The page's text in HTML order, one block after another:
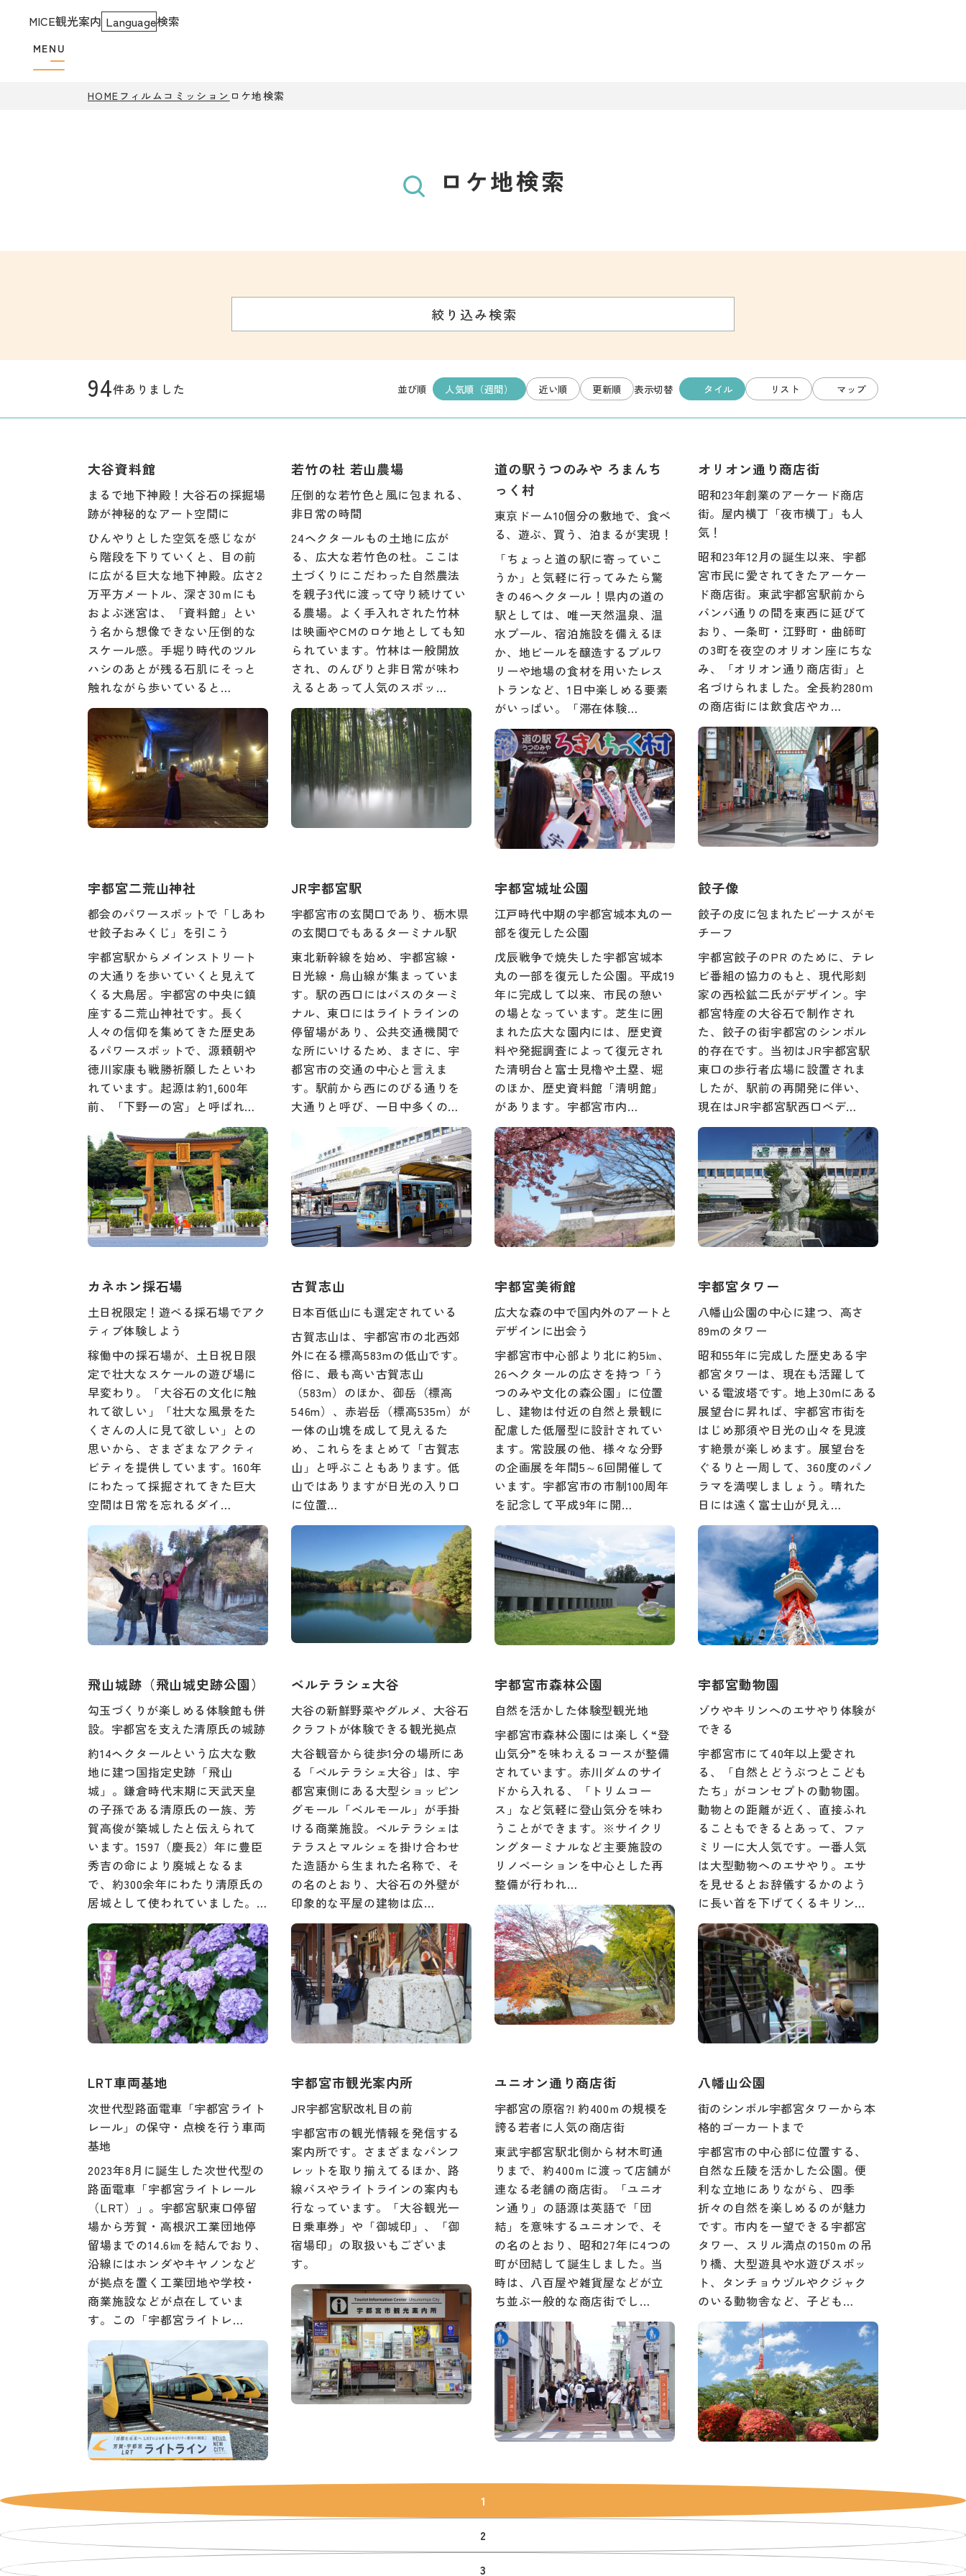
MENU
MICE観光案内 Language検索
HOME フィルムコミッション ロケ地検索
ロケ地検索
絞り込み検索
94件ありました 並び順 人気順（週間） 近い順 更新順 表示切替 タイル リスト マップ
大谷資料館
まるで地下神殿！大谷石の採掘場
跡が神秘的なアート空間に
ひんやりとした空気を感じなが
ら階段を下りていくと、目の前
に広がる巨大な地下神殿。広さ2
万平方メートル、深さ30ｍにも
およぶ迷宮は、「資料館」とい
う名から想像できない圧倒的な
スケール感。手堀り時代のツル
ハシのあとが残る石肌にそっと
触れながら歩いていると…
若竹の杜 若山農場
圧倒的な若竹色と風に包まれる、
非日常の時間
24ヘクタールもの土地に広が
る、広大な若竹色の杜。ここは
土づくりにこだわった自然農法
を親子3代に渡って守り続けてい
る農場。よく手入れされた竹林
は映画やCMのロケ地としても知
られています。竹林は一般開放
され、のんびりと非日常が味わ
えるとあって人気のスポッ…
道の駅うつのみや ろまんち
っく村
東京ドーム10個分の敷地で、食べ
る、遊ぶ、買う、泊まるが実現！
「ちょっと道の駅に寄っていこ
うか」と気軽に行ってみたら驚
きの46ヘクタール！県内の道の
駅としては、唯一天然温泉、温
水プール、宿泊施設を備えるほ
か、地ビールを醸造するブルワ
リーや地場の食材を用いたレス
トランなど、1日中楽しめる要素
がいっぱい。「滞在体験…
オリオン通り商店街
昭和23年創業のアーケード商店
街。屋内横丁「夜市横丁」も人
気！
昭和23年12月の誕生以来、宇都
宮市民に愛されてきたアーケー
ド商店街。東武宇都宮駅前から
バンバ通りの間を東西に延びて
おり、一条町・江野町・曲師町
の3町を夜空のオリオン座にちな
み、「オリオン通り商店街」と
名づけられました。全長約280ⅿ
の商店街には飲食店やカ…
宇都宮二荒山神社
都会のパワースポットで「しあわ
せ餃子おみくじ」を引こう
宇都宮駅からメインストリート
の大通りを歩いていくと見えて
くる大鳥居。宇都宮の中央に鎮
座する二荒山神社です。長く
人々の信仰を集めてきた歴史あ
るパワースポットで、源頼朝や
徳川家康も戦勝祈願したといわ
れています。起源は約1,600年
前、「下野一の宮」と呼ばれ…
JR宇都宮駅
宇都宮市の玄関口であり、栃木県
の玄関口でもあるターミナル駅
東北新幹線を始め、宇都宮線・
日光線・烏山線が集まっていま
す。駅の西口にはバスのターミ
ナル、東口にはライトラインの
停留場があり、公共交通機関で
な所にいけるため、まさに、宇
都宮市の交通の中心と言えま
す。駅前から西にのびる通りを
大通りと呼び、一日中多くの…
宇都宮城址公園
江戸時代中期の宇都宮城本丸の一
部を復元した公園
戊辰戦争で焼失した宇都宮城本
丸の一部を復元した公園。平成19
年に完成して以来、市民の憩い
の場となっています。芝生に囲
まれた広大な園内には、歴史資
料や発掘調査によって復元され
た清明台と富士見櫓や土塁、堀
のほか、歴史資料館「清明館」
があります。宇都宮市内…
餃子像
餃子の皮に包まれたビーナスがモ
チーフ
宇都宮餃子のPR のために、テレ
ビ番組の協力のもと、現代彫刻
家の西松鉱二氏がデザイン。宇
都宮特産の大谷石で制作され
た、餃子の街宇都宮のシンボル
的存在です。当初はJR宇都宮駅
東口の歩行者広場に設置されま
したが、駅前の再開発に伴い、
現在はJR宇都宮駅西口べデ…
カネホン採石場
土日祝限定！遊べる採石場でアク
ティブ体験しよう
稼働中の採石場が、土日祝日限
定で壮大なスケールの遊び場に
早変わり。「大谷石の文化に触
れて欲しい」「壮大な風景をた
くさんの人に見て欲しい」との
思いから、さまざまなアクティ
ビティを提供しています。160年
にわたって採掘されてきた巨大
空間は日常を忘れるダイ…
古賀志山
日本百低山にも選定されている
古賀志山は、宇都宮市の北西郊
外に在る標高583mの低山です。
俗に、最も高い古賀志山
（583m）のほか、御岳（標高
546m）、赤岩岳（標高535m）が
一体の山塊を成して見えるた
め、これらをまとめて「古賀志
山」と呼ぶこともあります。低
山ではありますが日光の入り口
に位置…
宇都宮美術館
広大な森の中で国内外のアートと
デザインに出会う
宇都宮市中心部より北に約5㎞、
26ヘクタールの広さを持つ「う
つのみや文化の森公園」に位置
し、建物は付近の自然と景観に
配慮した低層型に設計されてい
ます。常設展の他、様々な分野
の企画展を年間5～6回開催して
います。宇都宮市の市制100周年
を記念して平成9年に開…
宇都宮タワー
八幡山公園の中心に建つ、高さ
89mのタワー
昭和55年に完成した歴史ある宇
都宮タワーは、現在も活躍して
いる電波塔です。地上30mにある
展望台に昇れば、宇都宮市街を
はじめ那須や日光の山々を見渡
す絶景が楽しめます。展望台を
ぐるりと一周して、360度のパノ
ラマを満喫しましょう。晴れた
日には遠く富士山が見え…
飛山城跡（飛山城史跡公園）
勾玉づくりが楽しめる体験館も併
設。宇都宮を支えた清原氏の城跡
約14ヘクタールという広大な敷
地に建つ国指定史跡「飛山
城」。鎌倉時代末期に天武天皇
の子孫である清原氏の一族、芳
賀高俊が築城したと伝えられて
います。1597（慶長2）年に豊臣
秀吉の命により廃城となるま
で、約300余年にわたり清原氏の
居城として使われていました。…
ベルテラシェ大谷
大谷の新鮮野菜やグルメ、大谷石
クラフトが体験できる観光拠点
大谷観音から徒歩1分の場所にあ
る「ベルテラシェ大谷」は、宇
都宮東側にある大型ショッピン
グモール「ベルモール」が手掛
ける商業施設。ベルテラシェは
テラスとマルシェを掛け合わせ
た造語から生まれた名称で、そ
の名のとおり、大谷石の外壁が
印象的な平屋の建物は広…
宇都宮市森林公園
自然を活かした体験型観光地
宇都宮市森林公園には楽しく“登
山気分”を味わえるコースが整備
されています。赤川ダムのサイ
ドから入れる、「トリムコー
ス」など気軽に登山気分を味わ
うことができます。※サイクリ
ングターミナルなど主要施設の
リノベーションを中心とした再
整備が行われ…
宇都宮動物園
ゾウやキリンへのエサやり体験が
できる
宇都宮市にて40年以上愛され
る、「自然とどうぶつとこども
たち」がコンセプトの動物園。
動物との距離が近く、直接ふれ
ることもできるとあって、ファ
ミリーに大人気です。一番人気
は大型動物へのエサやり。エサ
を見せるとお辞儀するかのよう
に長い首を下げてくるキリン…
LRT車両基地
次世代型路面電車「宇都宮ライト
レール」の保守・点検を行う車両
基地
2023年8月に誕生した次世代型の
路面電車「宇都宮ライトレール
（LRT）」。宇都宮駅東口停留
場から芳賀・高根沢工業団地停
留場までの14.6㎞を結んでおり、
沿線にはホンダやキヤノンなど
が拠点を置く工業団地や学校・
商業施設などが点在していま
す。この「宇都宮ライトレ…
宇都宮市観光案内所
JR宇都宮駅改札目の前
宇都宮市の観光情報を発信する
案内所です。さまざまなパンフ
レットを取り揃えてるほか、路
線バスやライトラインの案内も
行なっています。「大谷観光一
日乗車券」や「御城印」、「御
宿場印」の取扱いもございま
す。
ユニオン通り商店街
宇都宮の原宿?! 約400ｍの規模を
誇る若者に人気の商店街
東武宇都宮駅北側から材木町通
りまで、約400ｍに渡って店舗が
連なる老舗の商店街。「ユニオ
ン通り」の語源は英語で「団
結」を意味するユニオンで、そ
の名のとおり、昭和27年に4つの
町が団結して誕生しました。当
時は、八百屋や雑貨屋などが立
ち並ぶ一般的な商店街でし…
八幡山公園
街のシンボル宇都宮タワーから本
格的ゴーカートまで
宇都宮市の中心部に位置する、
自然な丘陵を活かした公園。便
利な立地にありながら、四季
折々の自然を楽しめるのが魅力
です。市内を一望できる宇都宮
タワー、スリル満点の150ｍの吊
り橋、大型遊具や水遊びスポッ
ト、タンチョウヅルやクジャク
のいる動物舎など、子ども…
1
2
3